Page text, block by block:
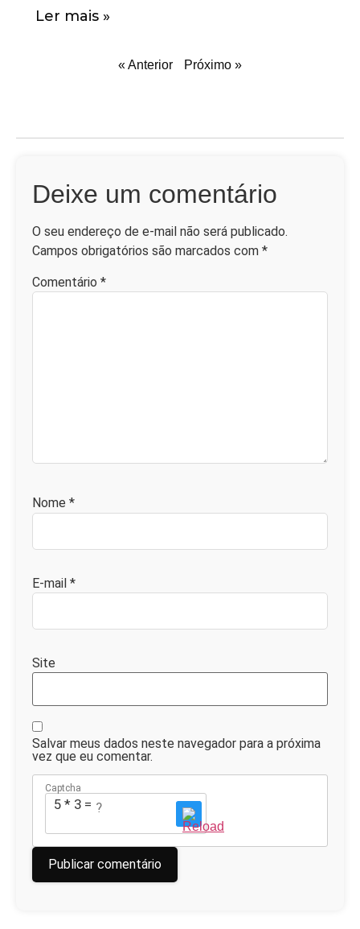
Ler mais »
« Anterior Próximo »
Deixe um comentário
O seu endereço de e-mail não será publicado.
Campos obrigatórios são marcados com *
Comentário *
Nome *
E-mail *
Site
Salvar meus dados neste navegador para a próxima
vez que eu comentar.
Captcha
5 * 3 = ?